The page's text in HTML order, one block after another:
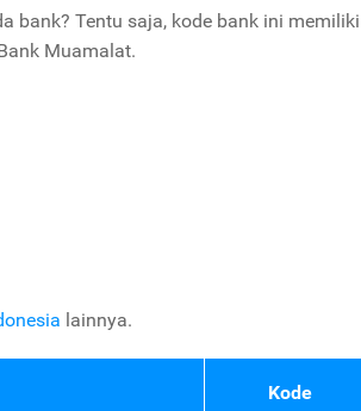
bank? Tentu saja, kode bank ini memiliki
Muamalat.
lainnya.
Kode